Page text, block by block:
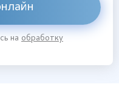
на обработку